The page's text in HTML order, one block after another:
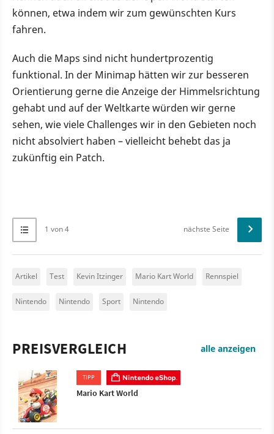
können, etwa indem wir zum gewünschten Kurs
fahren.
Auch die Maps sind nicht hundertprozentig
funktional. In der Minimap hätten wir zur besseren
Orientierung gerne die Anzeige der Himmelsrichtung
gehabt und auf der Weltkarte würden wir gerne
sehen, wie viele Challenges wir in den Gebieten noch
nicht absolviert haben – vielleicht behebt das ja
zukünftig ein Patch.
1 von 4 nächste Seite
Artikel Test Kevin Itzinger Mario Kart World Rennspiel
Nintendo Nintendo Sport Nintendo
PREISVERGLEICH alle anzeigen
TIPP
Mario Kart World